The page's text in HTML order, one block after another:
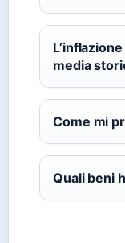
media
Come mi
Quali beni